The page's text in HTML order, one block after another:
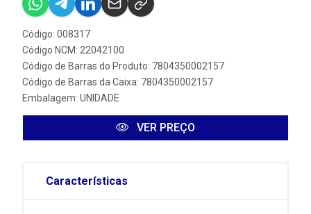
Código: 008317
Código NCM: 22042100
Código de Barras do Produto: 7804350002157
Código de Barras da Caixa: 7804350002157
Embalagem: UNIDADE
VER PREÇO
Características